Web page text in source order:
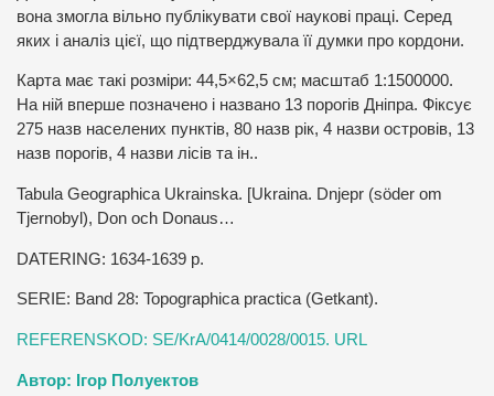
вона змогла вільно публікувати свої наукові праці. Серед
яких і аналіз цієї, що підтверджувала її думки про кордони.
Карта має такі розміри: 44,5×62,5 см; масштаб 1:1500000.
На ній вперше позначено і названо 13 порогів Дніпра. Фіксує
275 назв населених пунктів, 80 назв рік, 4 назви островів, 13
назв порогів, 4 назви лісів та ін..
Tabula Geographica Ukrainska. [Ukraina. Dnjepr (söder om
Tjernobyl), Don och Donaus…
DATERING: 1634-1639 р.
SERIE: Band 28: Topographica practica (Getkant).
REFERENSKOD: SE/KrA/0414/0028/0015. URL
Автор: Ігор Полуектов